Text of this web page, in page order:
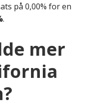
på 0,00% for en
.
mer